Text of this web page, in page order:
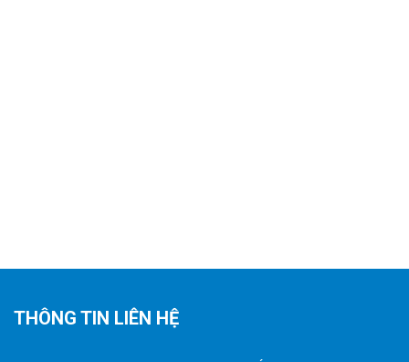
THÔNG TIN LIÊN HỆ